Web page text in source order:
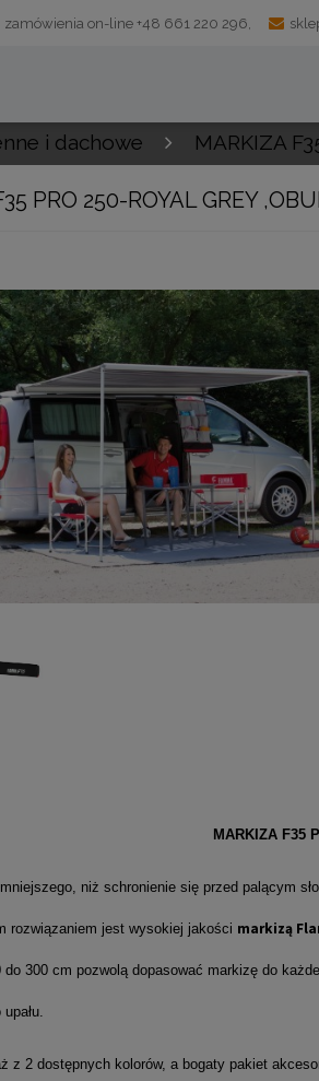
zamówienia on-line +48 661 220 296,
i dachowe MARKIZA
PRO 250-ROYAL GREY
MARKIZA F35
niż schronienie się przed palącym
rozwiązaniem jest wysokiej jakości markizą
do 300 cm pozwolą dopasować markizę do
z 2 dostępnych kolorów, a bogaty pakiet